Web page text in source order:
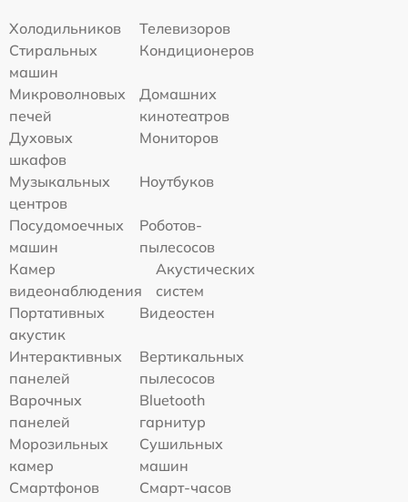
Холодильников
Телевизоров
Стиральных
машин
Кондиционеров
Микроволновых
печей
Домашних
кинотеатров
Духовых
шкафов
Мониторов
Музыкальных
центров
Ноутбуков
Посудомоечных
машин
Роботов-
пылесосов
Камер
видеонаблюдения
Акустических
систем
Портативных
акустик
Видеостен
Интерактивных
панелей
Вертикальных
пылесосов
Варочных
панелей
Bluetooth
гарнитур
Морозильных
камер
Сушильных
машин
Смартфонов
Смарт-часов